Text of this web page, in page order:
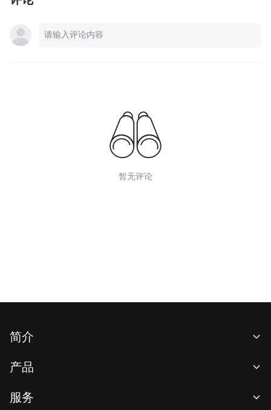
暂无评论
简介
新闻中心
产品
服务